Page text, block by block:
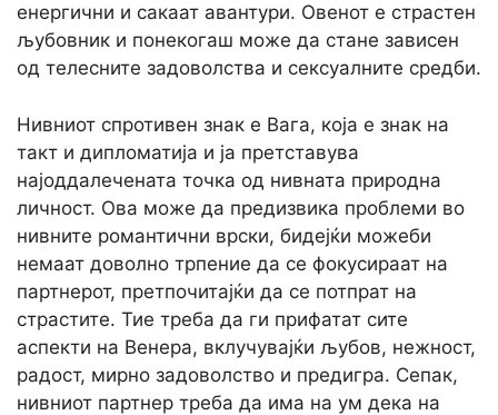
енергични и сакаат авантури. Овенот е страстен
љубовник и понекогаш може да стане зависен
од телесните задоволства и сексуалните средби.
Нивниот спротивен знак е Вага, која е знак на
такт и дипломатија и ја претставува
најоддалечената точка од нивната природна
личност. Ова може да предизвика проблеми во
нивните романтични врски, бидејќи можеби
немаат доволно трпение да се фокусираат на
партнерот, претпочитајќи да се потпрат на
страстите. Тие треба да ги прифатат сите
аспекти на Венера, вклучувајќи љубов, нежност,
радост, мирно задоволство и предигра. Сепак,
нивниот партнер треба да има на ум дека на